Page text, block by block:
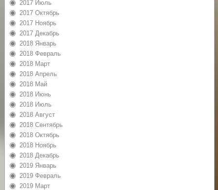
2017 Июль
2017 Октябрь
2017 Ноябрь
2017 Декабрь
2018 Январь
2018 Февраль
2018 Март
2018 Апрель
2018 Май
2018 Июнь
2018 Июль
2018 Август
2018 Сентябрь
2018 Октябрь
2018 Ноябрь
2018 Декабрь
2019 Январь
2019 Февраль
2019 Март